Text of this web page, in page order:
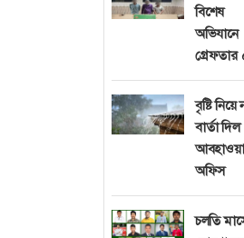
বিশেষ
অভিযানে
গ্রেফতার
বৃষ্টি
বার্তা দিল
আবহাওয়া
অফিস
চলতি